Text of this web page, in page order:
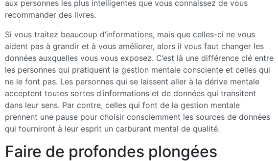
aux personnes les plus intelligentes que vous connaissez de vous
recommander des livres.
Si vous traitez beaucoup d’informations, mais que celles-ci ne vous
aident pas à grandir et à vous améliorer, alors il vous faut changer les
données auxquelles vous vous exposez. C’est là une différence clé entre
les personnes qui pratiquent la gestion mentale consciente et celles qui
ne le font pas. Les personnes qui se laissent aller à la dérive mentale
acceptent toutes sortes d’informations et de données qui transitent
dans leur sens. Par contre, celles qui font de la gestion mentale
prennent une pause pour choisir consciemment les sources de données
qui fourniront à leur esprit un carburant mental de qualité.
Faire de profondes plongées